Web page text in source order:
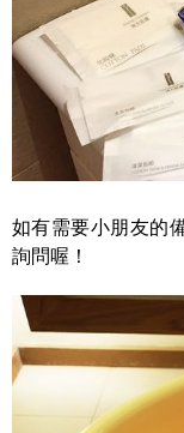
如有需要小朋友的
詢問喔！